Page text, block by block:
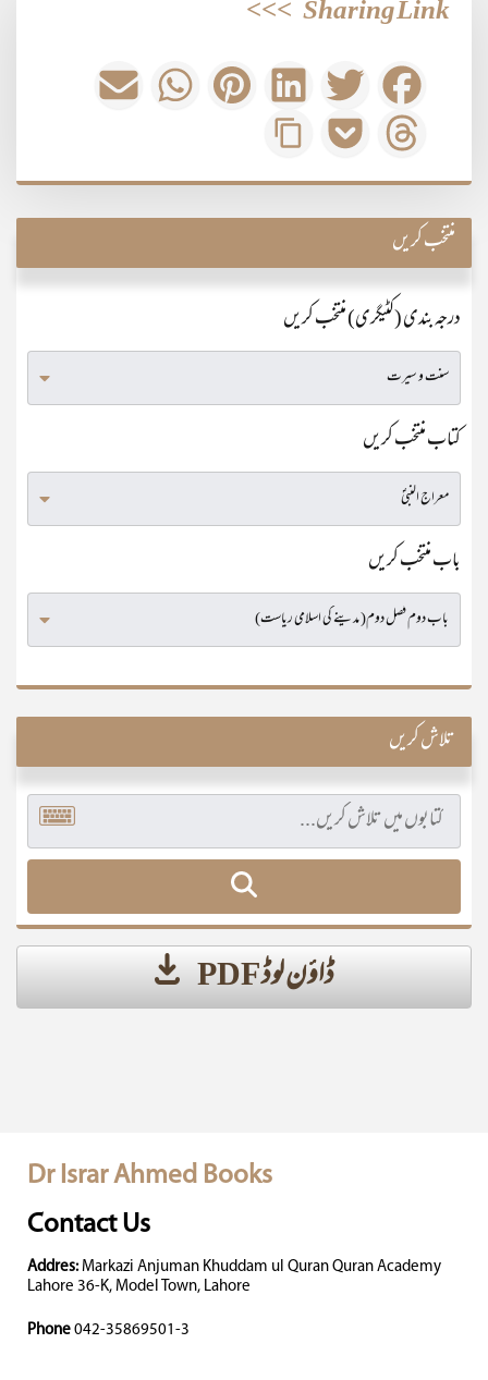
Sharing Link
>>>
منتخب کریں
درجہ بندی (کٹیگری) منتخب کریں
کتاب منتخب کریں
باب منتخب کریں
تلاش کریں
ڈاؤن لوڈ PDF
Dr Israr Ahmed Books
Contact Us
Addres: Markazi Anjuman Khuddam ul Quran Quran Academy
Lahore 36-K, Model Town, Lahore
Phone 042-35869501-3